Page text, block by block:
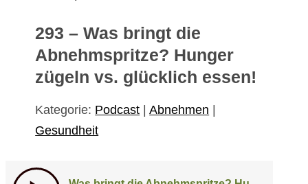
293 – Was bringt die
Abnehmspritze? Hunger
zügeln vs. glücklich essen!
Kategorie: Podcast |Abnehmen |
Gesundheit